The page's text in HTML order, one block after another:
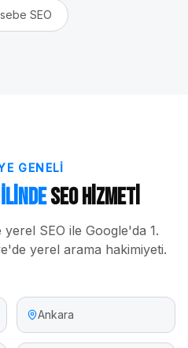
SEO
GENELI
SEO Hizmeti
SEO ile Google'da 1.
yerel arama hakimiyeti.
Ankara